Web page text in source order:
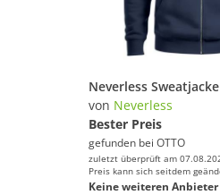
von Neverless
Bester Preis
gefunden bei OTTO
zuletzt überprüft am
Preis kann sich seitdem
Keine weiteren Anbieter